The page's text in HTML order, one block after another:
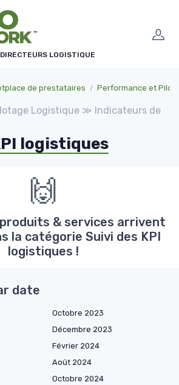
LOGISTIQUE
de prestataires Performance et Pilotage
Logistique ≫ Indicateurs de
logistiques
🙌
& services arrivent
la catégorie Suivi des KPI
logistiques !
date
Octobre 2023
Décembre 2023
Février 2024
Août 2024
Octobre 2024
cookies